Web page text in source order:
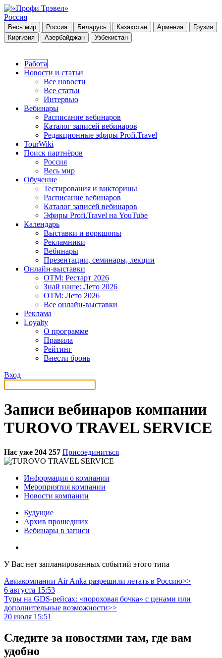
Россия
Весь мир Россия Беларусь Казахстан Армения
Грузия
Киргизия
Азербайджан Узбекистан
Работа
Новости и статьи
Все новости
Все статьи
Интервью
Вебинары
Расписание вебинаров
Каталог записей вебинаров
Редакционные эфиры Profi.Travel
TourWiki
Поиск партнёров
Россия
Весь мир
Обучение
Тестирования и викторины
Расписание вебинаров
Каталог записей вебинаров
Эфиры Profi.Travel на YouTube
Календарь
Выставки и воркшопы
Рекламники
Вебинары
Презентации, семинары, лекции
Онлайн-выставки
OTM: Рестарт 2026
Знай наше: Лето 2026
OTM: Лето 2026
Все онлайн-выставки
Реклама
Loyalty
О программе
Правила
Рейтинг
Внести бронь
Вход
Записи вебинаров компании
TUROVO TRAVEL SERVICE
Нас уже 204 257 Присоединиться
Информация о компании
Мероприятия компании
Новости компании
Будущие
Архив прошедших
Вебинары в записи
У Вас нет запланированных событий этого типа
Авиакомпании Air Anka разрешили летать в Россию>>
6 августа 15:53
Туры на GDS-рейсах: «пороховая бочка» с ценами или
дополнительные возможности>>
20 июля 15:51
Следите за новостями там, где вам
удобно